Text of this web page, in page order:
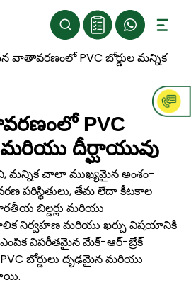
వాతావరణంలో PVC బోర్డుల మన్నిక
PVC
మరియు దీర్ఘాయువు
మన్నిక చాలా ముఖ్యమైన అంశం-
పరిస్థితులు, తేమ లేదా కీటకాల
బిల్డర్లు మరియు
నిర్వహణ మరియు ఖర్చు విషయానికి
విపరీతమైన మేక్-ఆర్-బ్రేక్
బోర్డులు దృఢమైన మరియు